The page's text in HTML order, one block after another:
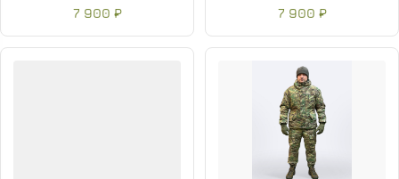
7 900 ₽ 7 900 ₽